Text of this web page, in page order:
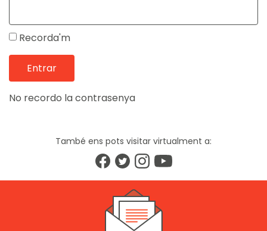
Recorda'm
No recordo la contrasenya
També ens pots visitar virtualment a: